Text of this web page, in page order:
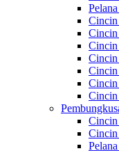
Cincin
Cincin
Cincin
Cincin